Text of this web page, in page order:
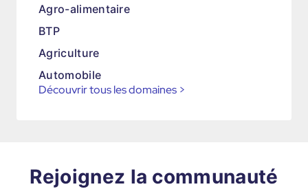
Agro-alimentaire
BTP
Agriculture
Automobile
Découvrir tous les domaines >
Rejoignez la communauté